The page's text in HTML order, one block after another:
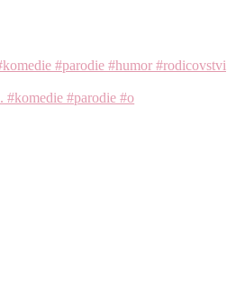
. #komedie #parodie #o